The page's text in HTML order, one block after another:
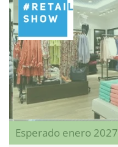
Esperado enero 2027